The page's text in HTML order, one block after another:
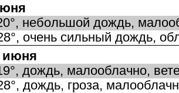
небольшой дождь,
очень сильный дождь,
июня
дождь, малооблачно,
дождь, гроза,